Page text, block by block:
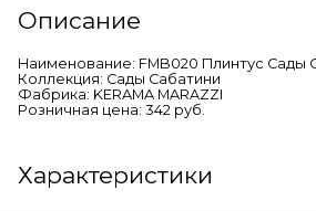
Описание
Наименование: FMB020 Плинтус Сады
Коллекция: Сады Сабатини
Фабрика: KERAMA MARAZZI
Розничная цена: 342 руб.
Характеристики